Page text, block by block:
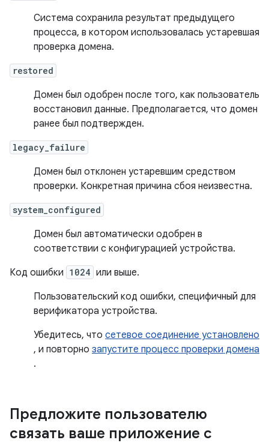
Система сохранила результат предыдущего
процесса, в котором использовалась устаревшая
проверка домена.
restored
Домен был одобрен после того, как пользователь
восстановил данные. Предполагается, что домен
ранее был подтвержден.
legacy_failure
Домен был отклонен устаревшим средством
проверки. Конкретная причина сбоя неизвестна.
system_configured
Домен был автоматически одобрен в
соответствии с конфигурацией устройства.
Код ошибки 1024 или выше.
Пользовательский код ошибки, специфичный для
верификатора устройства.
Убедитесь, что сетевое соединение установлено
, и повторно запустите процесс проверки домена
.
Предложите пользователю
связать ваше приложение с